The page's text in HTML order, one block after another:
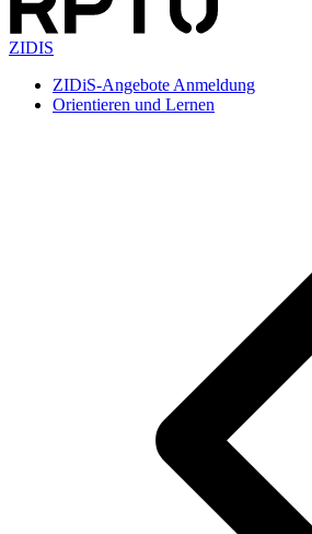
ZIDIS
ZIDiS-Angebote Anmeldung
Orientieren und Lernen